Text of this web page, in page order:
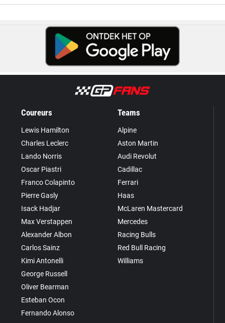
Coureurs
Lewis Hamilton
Charles Leclerc
Lando Norris
Oscar Piastri
Franco Colapinto
Pierre Gasly
Isack Hadjar
Max Verstappen
Alexander Albon
Carlos Sainz
Kimi Antonelli
George Russell
Oliver Bearman
Esteban Ocon
Fernando Alonso
Teams
Alpine
Aston Martin
Audi Revolut
Cadillac
Ferrari
Haas
McLaren Mastercard
Mercedes
Racing Bulls
Red Bull Racing
Williams